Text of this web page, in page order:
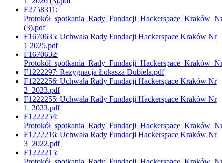
F2758311:
(3).pdf
F1670635: Uchwała Rady Fundacji Hackerspace Kraków Nr
1 2025.pdf
F1670632:
F1222297: Rezygnacja Łukasza Dubiela.pdf
F1222256: Uchwała Rady Fundacji Hackerspace Kraków Nr
2_2023.pdf
F1222255: Uchwała Rady Fundacji Hackerspace Kraków Nr
1_2023.pdf
F1222254:
F1222216: Uchwała Rady Fundacji Hackerspace Kraków Nr
3_2022.pdf
F1222215: